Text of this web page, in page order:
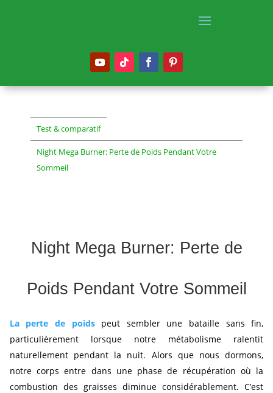
Test & comparatif
Night Mega Burner: Perte de Poids Pendant Votre
Sommeil
Night Mega Burner: Perte de
Poids Pendant Votre Sommeil
La perte de poids
peut sembler une bataille sans fin,
particulièrement lorsque notre métabolisme ralentit
naturellement pendant la nuit. Alors que nous dormons,
notre corps entre dans une phase de récupération où la
combustion des graisses diminue considérablement. C’est